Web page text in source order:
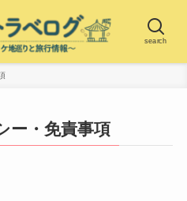
search
ー・免責事項